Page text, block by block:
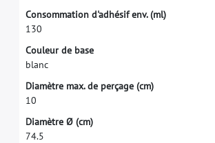
Consommation d'adhésif env. (ml)
130
Couleur de base
blanc
Diamètre max. de perçage (cm)
10
Diamètre Ø (cm)
74.5